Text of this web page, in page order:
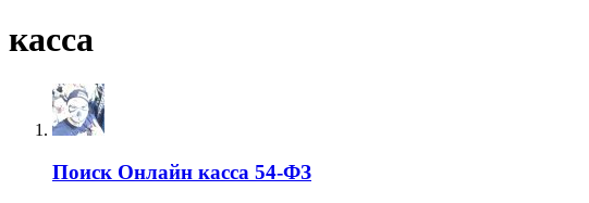
касса
Поиск Онлайн касса 54-ФЗ